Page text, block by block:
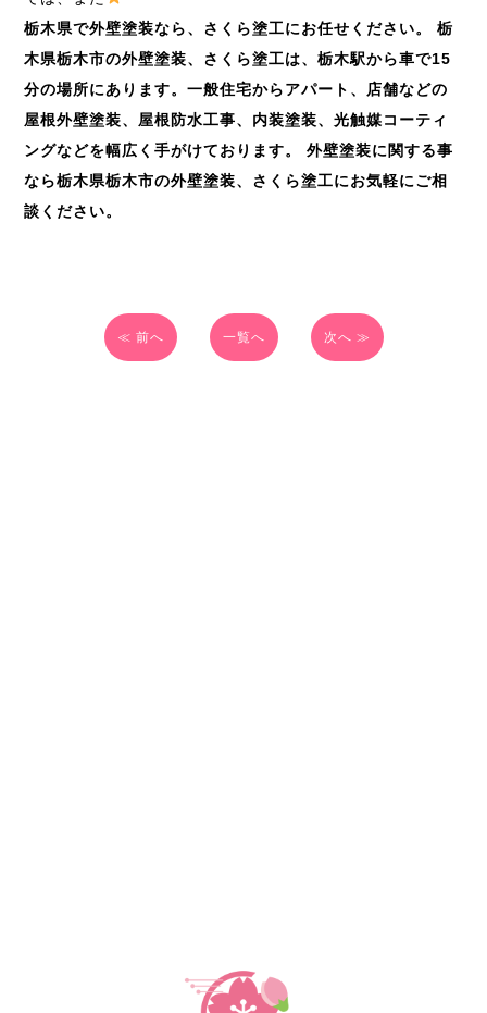
栃木県で外壁塗装なら、さくら塗工にお任せください。
栃
木県栃木市の外壁塗装、さくら塗工は、栃木駅から車で15
分の場所にあります。一般住宅からアパート、店舗などの
屋根外壁塗装、屋根防水工事、内装塗装、光触媒コーティ
ングなどを幅広く手がけております。
外壁塗装に関する事
なら栃木県栃木市の外壁塗装、さくら塗工にお気軽にご相
談ください。
≪ 前へ 一覧へ 次へ ≫